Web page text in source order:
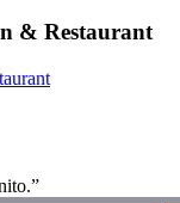
& Restaurant